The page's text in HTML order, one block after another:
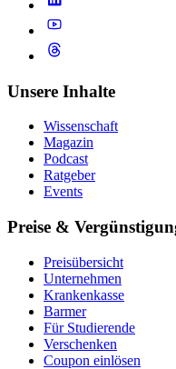
Unsere Inhalte
Wissenschaft
Magazin
Podcast
Ratgeber
Events
Preise &
Preisübersicht
Unternehmen
Krankenkasse
Barmer
Für Studierende
Ver­schen­ken
Coupon einlösen